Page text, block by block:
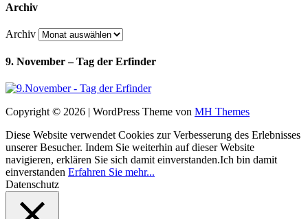
Archiv
Archiv
9. November – Tag der Erfinder
Copyright © 2026 | WordPress Theme von MH Themes
Diese Website verwendet Cookies zur Verbesserung des Erlebnisses
unserer Besucher. Indem Sie weiterhin auf dieser Website
navigieren, erklären Sie sich damit einverstanden.Ich bin damit
einverstanden Erfahren Sie mehr...
Datenschutz